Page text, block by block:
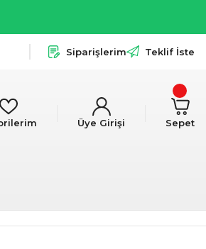
Siparişlerim Teklif İste
Üye Girişi Sepet